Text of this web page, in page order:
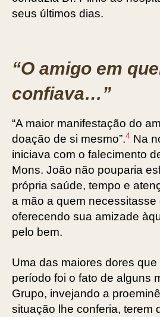
seus últimos dias.
“O amigo em
confiava…”
“A maior manifestação do
doação de si mesmo”.4 Na
iniciava com o falecimento
Mons. João não pouparia
própria saúde, tempo e
a mão a quem necessitasse
oferecendo sua amizade
pelo bem.
Uma das maiores dores
período foi o fato de alguns
Grupo, invejando a
situação lhe conferia, terem